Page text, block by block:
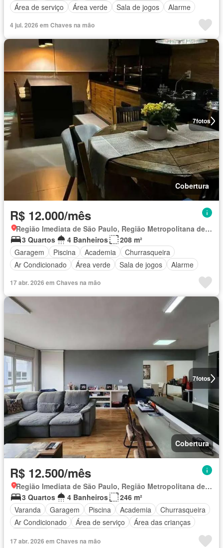
Área de serviço
Área verde Sala de jogos Alarme
4 jul. 2026 em Chaves na mão
7fotos
Cobertura
R$ 12.000/mês
Região Imediata de São Paulo, Região Metropolitana de São Paulo
3 Quartos
4 Banheiros
208 m²
Garagem
Piscina Academia
Churrasqueira
Ar Condicionado
Área verde Sala de jogos Alarme
17 abr. 2026 em Chaves na mão
7fotos
Cobertura
R$ 12.500/mês
Região Imediata de São Paulo, Região Metropolitana de São Paulo
3 Quartos
4 Banheiros
246 m²
Varanda
Garagem Piscina Academia
Churrasqueira
Ar Condicionado
Área de serviço
Área das crianças
17 abr. 2026 em Chaves na mão